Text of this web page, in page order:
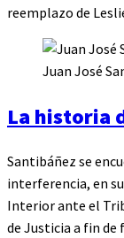
reemplazo de
Juan José
La historia
Santibáñez se
interferencia, en
Interior ante el
de Justicia a fin de